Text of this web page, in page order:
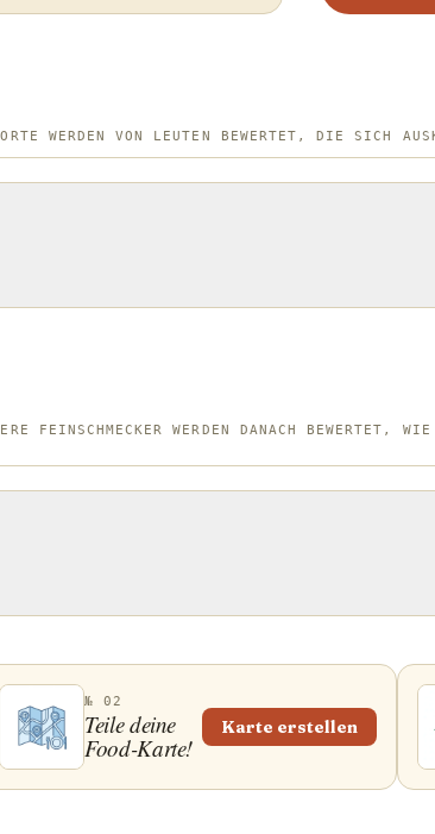
sind sie
WERDEN VON LEUTEN BEWERTET, DIE SICH
FEINSCHMECKER WERDEN DANACH BEWERTET,
№ 02
Teile deine
Food-Karte!
Karte erstellen